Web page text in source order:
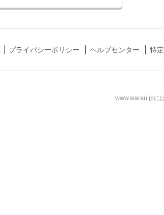
プライバシーポリシー ヘルプセンター 特
www.warau.jpに